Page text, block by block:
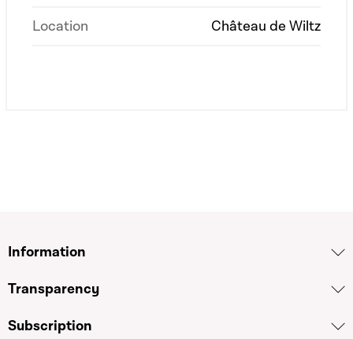
Location Château de Wiltz
Information
Transparency
Subscription